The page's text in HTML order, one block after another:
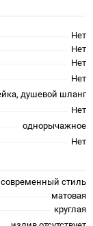
Нет
Нет
Нет
Нет
душевой шланг
Нет
однорычажное
Нет
современный стиль
матовая
круглая